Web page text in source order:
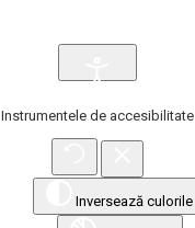
Instrumentele de accesibilitate
Inversează culorile